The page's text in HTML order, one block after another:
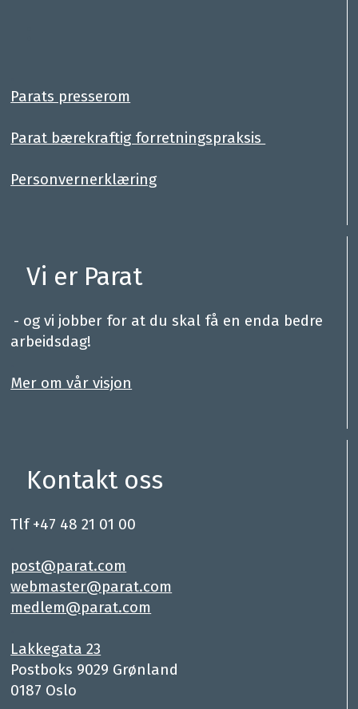
Parats presserom
Parat bærekraftig forretningspraksis
Personvernerklæring
Vi er Parat
- og vi jobber for at du skal få en enda bedre
arbeidsdag!
Mer om vår visjon
Kontakt oss
Tlf +47 48 21 01 00
post@parat.com
webmaster@parat.com
medlem@parat.com
Lakkegata 23
Postboks 9029 Grønland
0187 Oslo